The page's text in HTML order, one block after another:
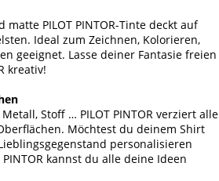
PILOT PINTOR-Tinte deckt auf
Ideal zum Zeichnen, Kolorieren,
geeignet. Lasse deiner Fantasie freien
kreativ!
Stoff … PILOT PINTOR verziert alle
Möchtest du deinem Shirt
personalisieren
kannst du alle deine Ideen